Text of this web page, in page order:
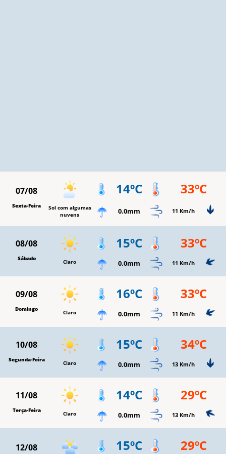
07/08
Sexta-Feira
Sol com algumas
nuvens
14ºC 33ºC
0.0mm 11 Km/h
08/08
Sábado Claro
15ºC 33ºC
0.0mm 11 Km/h
09/08
Domingo Claro
16ºC 33ºC
0.0mm 11 Km/h
10/08
Segunda-Feira Claro
15ºC 34ºC
0.0mm 13 Km/h
11/08
Terça-Feira Claro
14ºC 29ºC
0.0mm 13 Km/h
12/08 15ºC 29ºC